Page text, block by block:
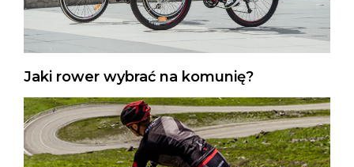
Jaki rower wybrać na komunię?